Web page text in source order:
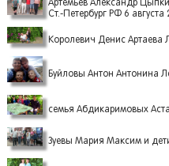
Артемьев Александр
Ст.-Петербург РФ 6 августа
Королевич Денис
Буйловы Антон Антонина
семья Абдикаримовых
Зуевы Мария Максим и дети